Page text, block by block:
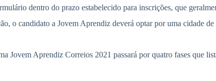
dentro do prazo estabelecido para inscrições, que
o candidato a Jovem Aprendiz deverá optar por uma cidade
Jovem Aprendiz Correios 2021 passará por quatro fases que